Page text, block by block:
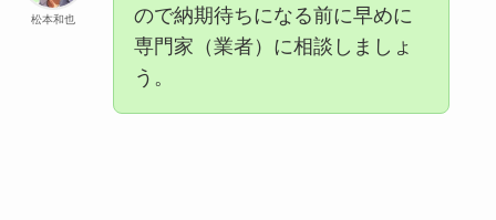
松本和也
ので納期待ちになる前に早めに
専門家（業者）に相談しましょ
う。